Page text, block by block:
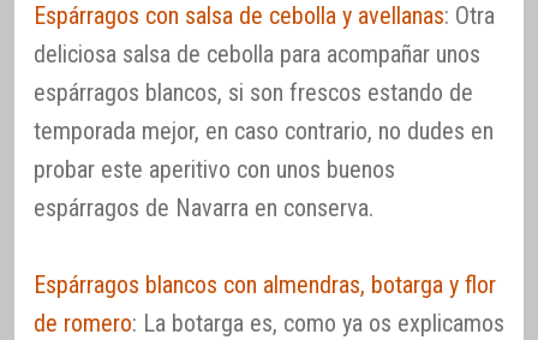
Espárragos con salsa de cebolla y avellanas: Otra
deliciosa salsa de cebolla para acompañar unos
espárragos blancos, si son frescos estando de
temporada mejor, en caso contrario, no dudes en
probar este aperitivo con unos buenos
espárragos de Navarra en conserva.
Espárragos blancos con almendras, botarga y flor
de romero: La botarga es, como ya os explicamos